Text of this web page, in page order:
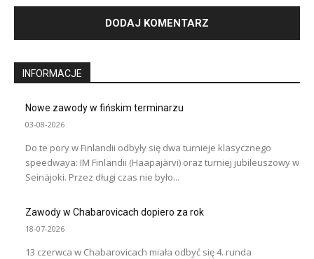
INFORMACJE
Nowe zawody w fińskim terminarzu
03-08-2026
Do te pory w Finlandii odbyły się dwa turnieje klasycznego
speedwaya: IM Finlandii (Haapajärvi) oraz turniej jubileuszowy w
Seinäjoki. Przez długi czas nie było...
Zawody w Chabarovicach dopiero za rok
18-07-2026
13 czerwca w Chabarovicach miała odbyć się 4. runda